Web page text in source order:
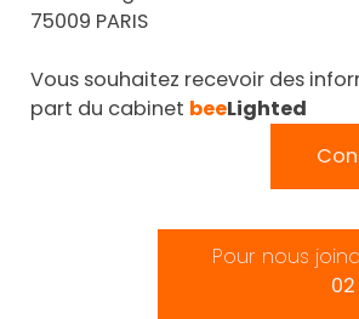
75009 PARIS
Vous souhaitez recevoir des
part du cabinet beeLighted
Pour nous